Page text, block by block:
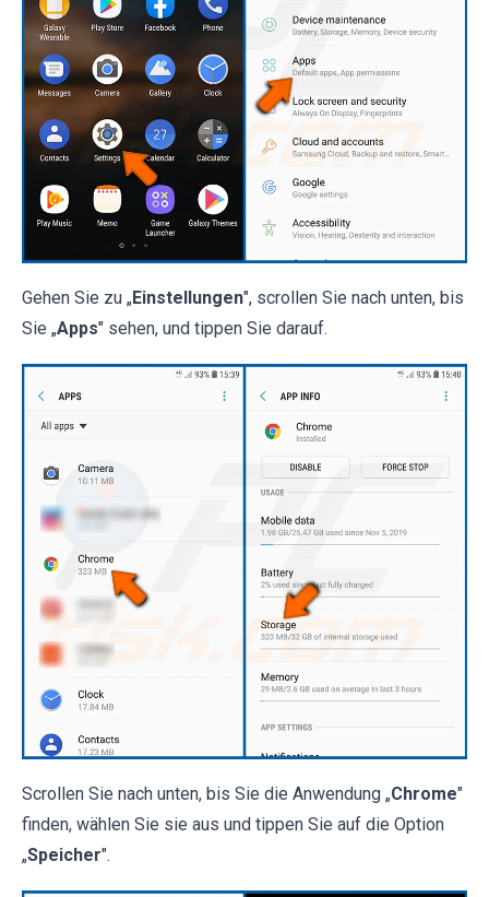
Gehen Sie zu „Einstellungen", scrollen Sie nach unten, bis
Sie „Apps" sehen, und tippen Sie darauf.
Scrollen Sie nach unten, bis Sie die Anwendung „Chrome"
finden, wählen Sie sie aus und tippen Sie auf die Option
„Speicher".